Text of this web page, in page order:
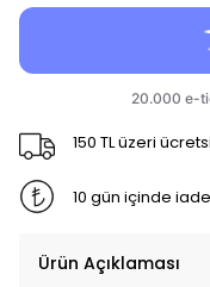
150 TL üzeri
10 gün içinde
Ürün Açıklaması